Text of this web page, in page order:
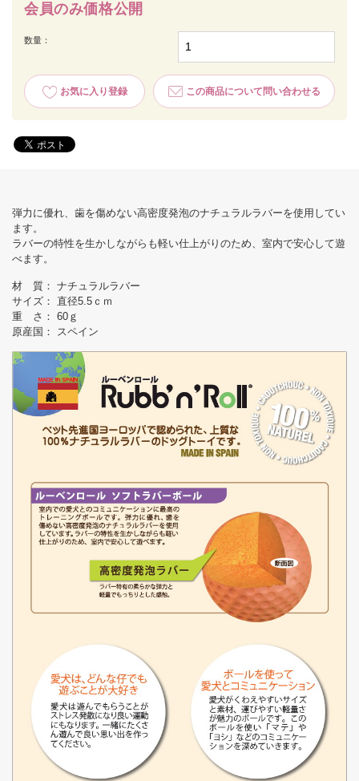
会員のみ価格公開
数量：
お気に入り登録 この商品について問い合わせる
弾力に優れ、歯を傷めない高密度発泡のナチュラルラバーを使用してい
ます。
ラバーの特性を生かしながらも軽い仕上がりのため、室内で安心して遊
べます。
材 質： ナチュラルラバー
サイズ： 直径5.5ｃｍ
重 さ： 60ｇ
原産国： スペイン